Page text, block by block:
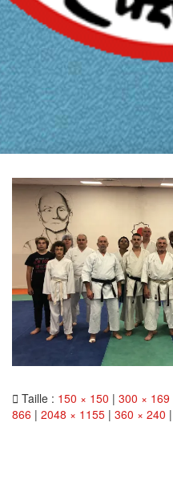
Taille : 150 × 150 | 300 × 169
866 | 2048 × 1155 | 360 × 240 |